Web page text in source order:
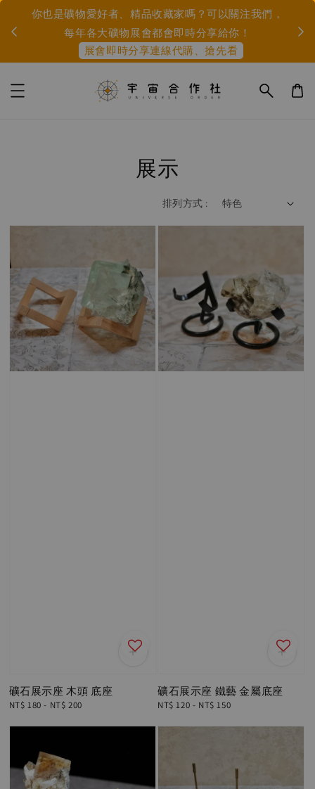
你也是礦物愛好者、精品收藏家嗎？可以關注我們，
每年各大礦物展會都會即時分享給你！
展會即時分享連線代購、搶先看
身
展示
排列方式 :
礦石展示座 木頭 底座
Regular
NT$ 180 - NT$ 200
礦石展示座 鐵藝 金屬底座
Regular
NT$ 120 - NT$ 150